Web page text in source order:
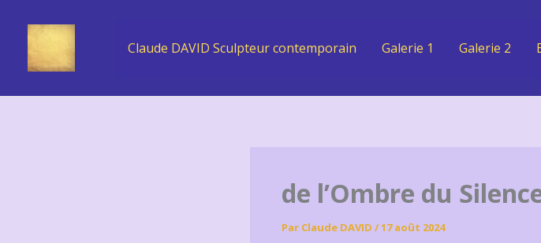
Claude DAVID Sculpteur contemporain Galerie 1 Galerie 2
de l’Ombre du
Par Claude DAVID /17 août 2024